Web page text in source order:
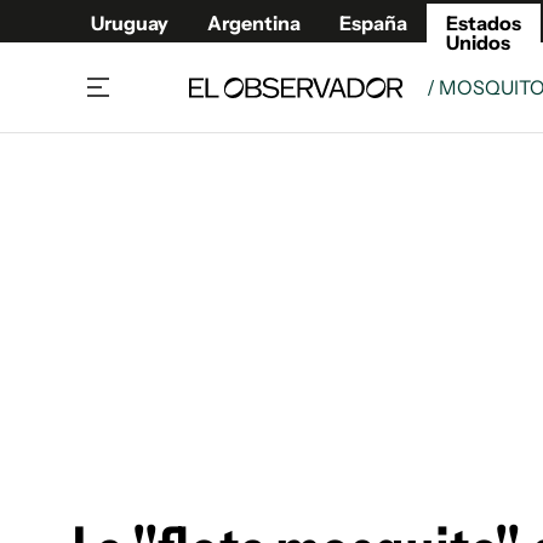
Uruguay Argentina España
Estados
Unidos
/ MOSQUITO